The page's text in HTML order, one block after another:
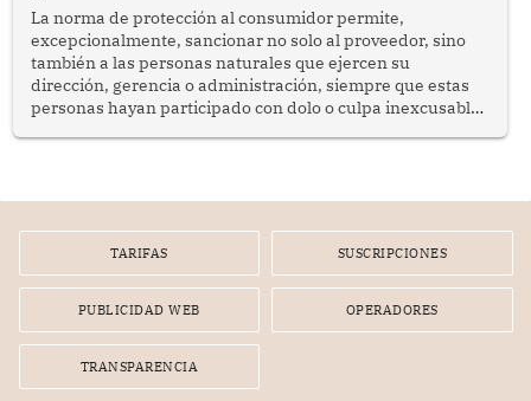
La norma de protección al consumidor permite,
excepcionalmente, sancionar no solo al proveedor, sino
también a las personas naturales que ejercen su
dirección, gerencia o administración, siempre que estas
personas hayan participado con dolo o culpa inexcusable
por la frustrada realización de un meet and greet con
TARIFAS SUSCRIPCIONES
PUBLICIDAD WEB OPERADORES
TRANSPARENCIA